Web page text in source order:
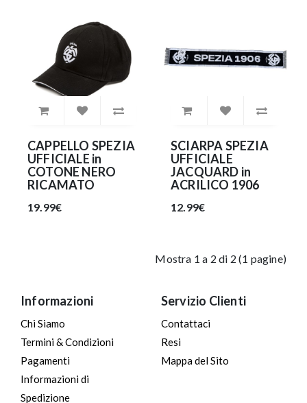
CAPPELLO SPEZIA
UFFICIALE in
COTONE NERO
RICAMATO
19.99€
SCIARPA SPEZIA
UFFICIALE
JACQUARD in
ACRILICO 1906
12.99€
Mostra 1 a 2 di 2 (1 pagine)
Informazioni
Chi Siamo
Termini & Condizioni
Pagamenti
Informazioni di
Spedizione
Servizio Clienti
Contattaci
Resi
Mappa del Sito